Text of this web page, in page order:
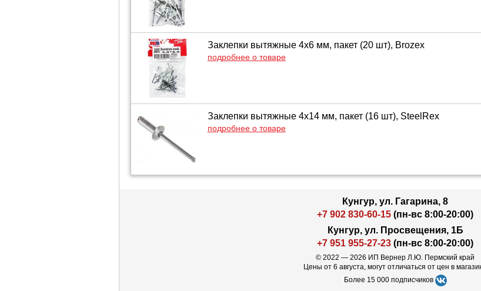
Заклепки вытяжные 4х6 мм, пакет (20 шт), Brozex
подробнее о товаре
Заклепки вытяжные 4х14 мм, пакет (16 шт), SteelRex
подробнее о товаре
Кунгур, ул. Гагарина, 8
+7 902 830-60-15 (пн-вс 8:00-20:00)
Кунгур, ул. Просвещения, 1Б
+7 951 955-27-23 (пн-вс 8:00-20:00)
© 2022 — 2026 ИП Вернер Л.Ю. Пермский край
Цены от 6 августа, могут отличаться от цен в
Более 15 000 подписчиков